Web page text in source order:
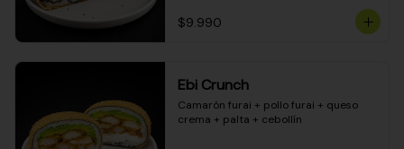
$9.990
Ebi Crunch
Camarón furai + pollo furai + queso
crema + palta + cebollín